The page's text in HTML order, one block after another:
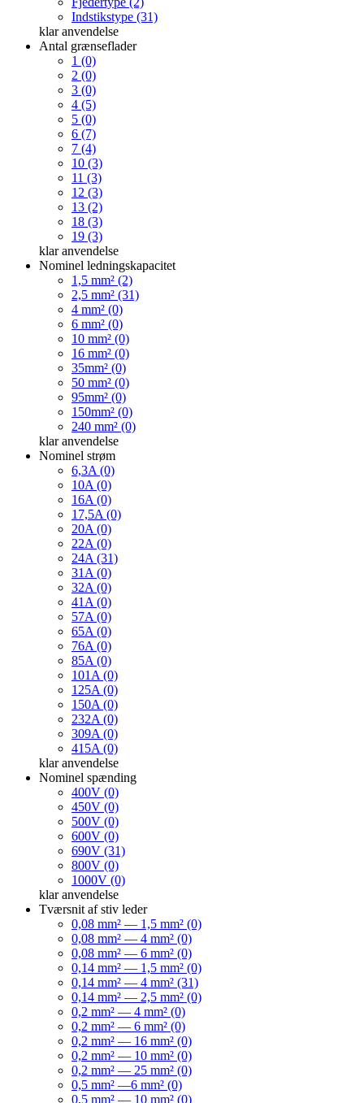
Indstikstype (31)
klar anvendelse
Antal grænseflader
1 (0)
2 (0)
3 (0)
4 (5)
5 (0)
6 (7)
7 (4)
10 (3)
11 (3)
12 (3)
13 (2)
18 (3)
19 (3)
klar anvendelse
Nominel ledningskapacitet
1,5 mm² (2)
2,5 mm² (31)
4 mm² (0)
6 mm² (0)
10 mm² (0)
16 mm² (0)
35mm² (0)
50 mm² (0)
95mm² (0)
150mm² (0)
240 mm² (0)
klar anvendelse
Nominel strøm
6,3A (0)
10A (0)
16A (0)
17,5A (0)
20A (0)
22A (0)
24A (31)
31A (0)
32A (0)
41A (0)
57A (0)
65A (0)
76A (0)
85A (0)
101A (0)
125A (0)
150A (0)
232A (0)
309A (0)
415A (0)
klar anvendelse
Nominel spænding
400V (0)
450V (0)
500V (0)
600V (0)
690V (31)
800V (0)
1000V (0)
klar anvendelse
Tværsnit af stiv leder
0,08 mm² — 1,5 mm² (0)
0,08 mm² — 4 mm² (0)
0,08 mm² — 6 mm² (0)
0,14 mm² — 1,5 mm² (0)
0,14 mm² — 4 mm² (31)
0,14 mm² — 2,5 mm² (0)
0,2 mm² — 4 mm² (0)
0,2 mm² — 6 mm² (0)
0,2 mm² — 16 mm² (0)
0,2 mm² — 10 mm² (0)
0,2 mm² — 25 mm² (0)
0,5 mm² —6 mm² (0)
0,5 mm² — 10 mm² (0)